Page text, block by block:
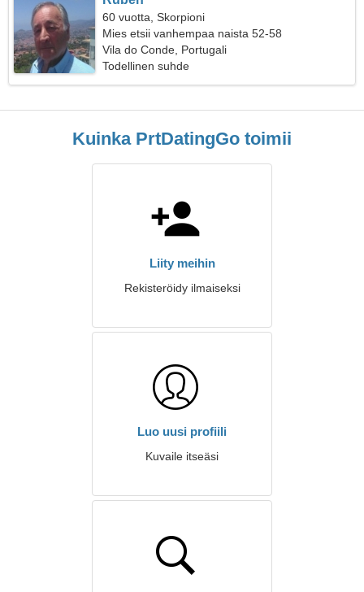
60 vuotta, Skorpioni
Mies etsii vanhempaa naista 52-58
Vila do Conde, Portugali
Todellinen suhde
Kuinka PrtDatingGo toimii
Liity meihin
Rekisteröidy ilmaiseksi
Luo uusi profiili
Kuvaile itseäsi